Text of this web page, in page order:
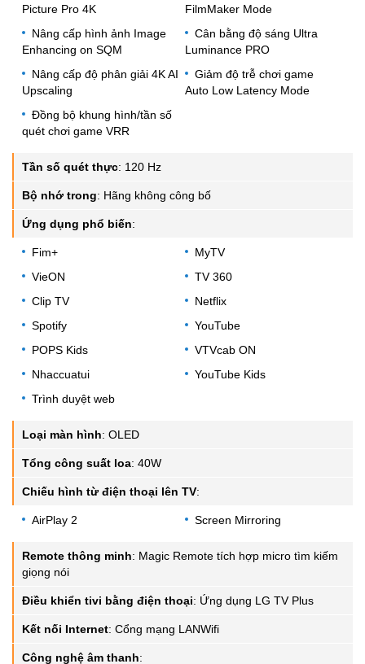
Picture Pro 4K
FilmMaker Mode
Nâng cấp hình ảnh Image
Enhancing on SQM
Cân bằng độ sáng Ultra
Luminance PRO
Nâng cấp độ phân giải 4K AI
Upscaling
Giảm độ trễ chơi game
Auto Low Latency Mode
Đồng bộ khung hình/tần số
quét chơi game VRR
Tần số quét thực: 120 Hz
Bộ nhớ trong: Hãng không công bố
Ứng dụng phổ biến:
Fim+
MyTV
VieON
TV 360
Clip TV
Netflix
Spotify
YouTube
POPS Kids
VTVcab ON
Nhaccuatui
YouTube Kids
Trình duyệt web
Loại màn hình: OLED
Tổng công suất loa: 40W
Chiếu hình từ điện thoại lên TV:
AirPlay 2 Screen Mirroring
Remote thông minh: Magic Remote tích hợp micro tìm kiếm
giọng nói
Điều khiển tivi bằng điện thoại: Ứng dụng LG TV Plus
Kết nối Internet: Cổng mạng LANWifi
Công nghệ âm thanh: